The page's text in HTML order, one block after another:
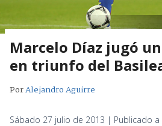
Marcelo Díaz jugó
en triunfo del
PorAlejandro Aguirre
Sábado 27 julio de 2013 | Publicado a